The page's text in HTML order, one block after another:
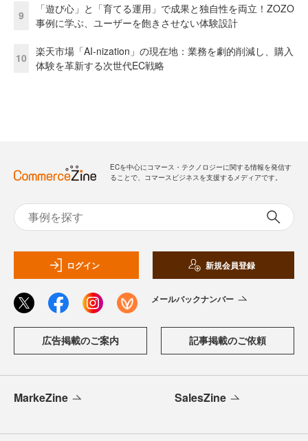
9
「遊び心」と「育てる運用」で成果と独自性を両立！ZOZO
事例に学ぶ、ユーザーを飽きさせない体験設計
10
楽天市場「AI-nization」の現在地：業務を劇的削減し、購入
体験を革新する次世代EC戦略
ECを中心にコマース・テクノロジーに関する情報を発信す
ることで、コマースビジネスを支援するメディアです。
ログイン 新規会員登録
メールバックナンバー
広告掲載のご案内 記事掲載のご依頼
MarkeZine SalesZine